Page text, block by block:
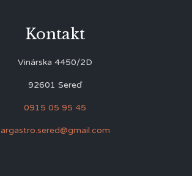
Kontakt
Vinárska 4450/2D
92601 Sereď
0915 05 95 45
argastro.sered@gmail.com